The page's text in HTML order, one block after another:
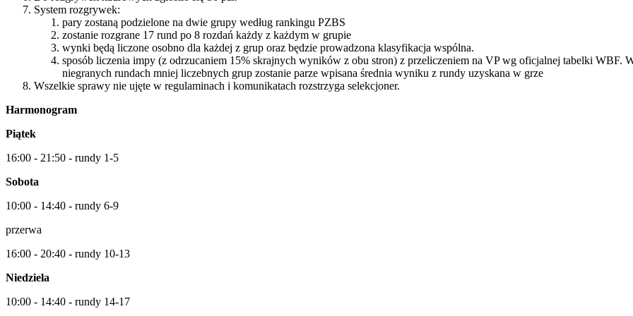
System rozgrywek:
pary zostaną podzielone na dwie grupy według rankingu PZBS
zostanie rozgrane 17 rund po 8 rozdań każdy z każdym w grupie
wynki będą liczone osobno dla każdej z grup oraz będzie prowadzona klasyfikacja wspólna.
sposób liczenia impy (z odrzucaniem 15% skrajnych wyników z obu stron) z przeliczeniem na VP wg oficjalnej tabelki WBF.
niegranych rundach mniej liczebnych grup zostanie parze wpisana średnia wyniku z rundy uzyskana w grze
Wszelkie sprawy nie ujęte w regulaminach i komunikatach rozstrzyga selekcjoner.
Harmonogram
Piątek
16:00 - 21:50 - rundy 1-5
Sobota
10:00 - 14:40 - rundy 6-9
przerwa
16:00 - 20:40 - rundy 10-13
Niedziela
10:00 - 14:40 - rundy 14-17